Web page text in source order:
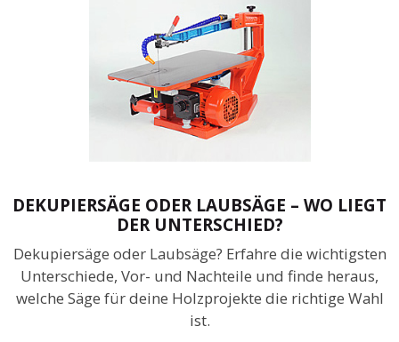
DEKUPIERSÄGE ODER LAUBSÄGE – WO LIEGT
DER UNTERSCHIED?
Dekupiersäge oder Laubsäge? Erfahre die wichtigsten
Unterschiede, Vor- und Nachteile und finde heraus,
welche Säge für deine Holzprojekte die richtige Wahl
ist.